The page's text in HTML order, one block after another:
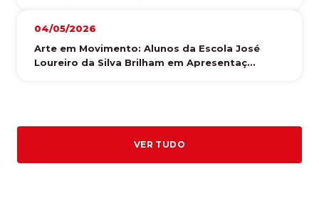
04/05/2026
Arte em Movimento: Alunos da Escola José
Loureiro da Silva Brilham em Apresentaç...
VER TUDO